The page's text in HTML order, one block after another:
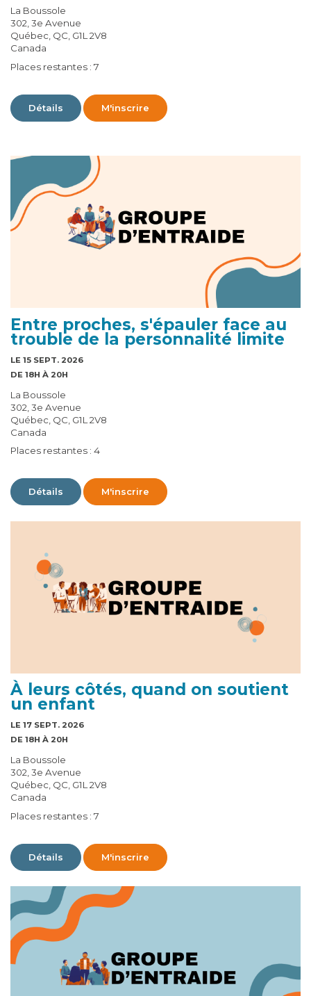
La Boussole
302, 3e Avenue
Québec, QC, G1L 2V8
Canada
Places restantes : 7
Détails M'inscrire
Entre proches, s'épauler face au
trouble de la personnalité limite
LE 15 SEPT. 2026
DE 18H À 20H
La Boussole
302, 3e Avenue
Québec, QC, G1L 2V8
Canada
Places restantes : 4
Détails M'inscrire
À leurs côtés, quand on soutient
un enfant
LE 17 SEPT. 2026
DE 18H À 20H
La Boussole
302, 3e Avenue
Québec, QC, G1L 2V8
Canada
Places restantes : 7
Détails M'inscrire